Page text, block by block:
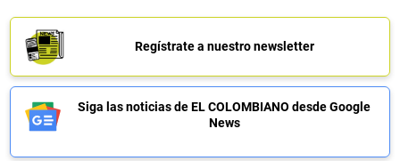
Regístrate a nuestro newsletter
Siga las noticias de EL COLOMBIANO desde Google
News